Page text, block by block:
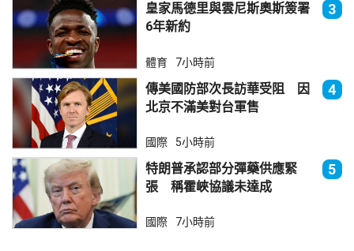
皇家馬德里與雲尼斯奧斯簽署
6年新約
3
體育 7小時前
傳美國防部次長訪華受阻 因
北京不滿美對台軍售
4
國際 5小時前
特朗普承認部分彈藥供應緊
張 稱霍峽協議未達成
5
國際 7小時前